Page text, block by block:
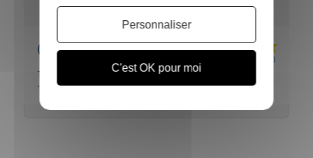
Acheteur Vérifié
(Date de commande : 04/12/2021)
Très chaudes assez longues même pour des mollets un forts
.
C'est OK pour moi
Personnaliser